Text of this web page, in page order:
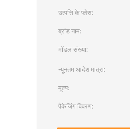
उत्पत्ति के प्लेस:
ब्रांड नाम:
मॉडल संख्या:
न्यूनतम आदेश मात्रा:
मूल्य:
पैकेजिंग विवरण: